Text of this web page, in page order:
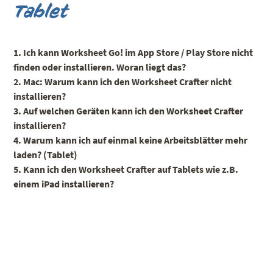
Tablet
1. Ich kann Worksheet Go! im App Store / Play Store nicht
finden oder installieren. Woran liegt das?
2. Mac: Warum kann ich den Worksheet Crafter nicht
installieren?
3. Auf welchen Geräten kann ich den Worksheet Crafter
installieren?
4. Warum kann ich auf einmal keine Arbeitsblätter mehr
laden? (Tablet)
5. Kann ich den Worksheet Crafter auf Tablets wie z.B.
einem iPad installieren?